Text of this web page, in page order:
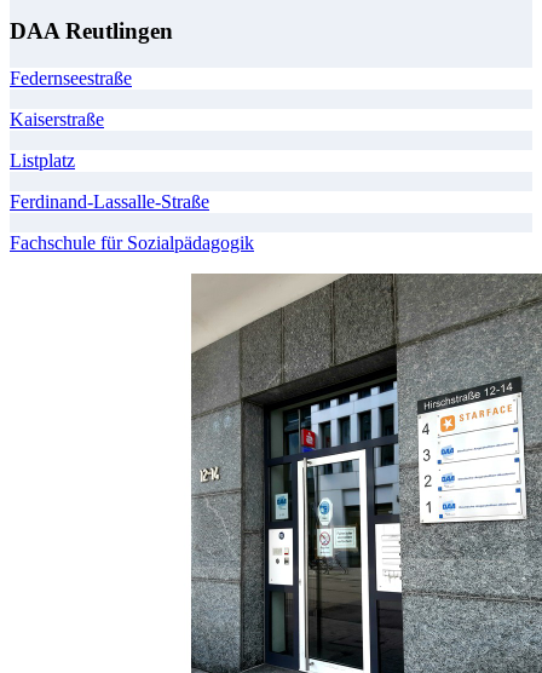
DAA Reutlingen
Federnseestraße
Kaiserstraße
Listplatz
Ferdinand-Lassalle-Straße
Fachschule für Sozialpädagogik